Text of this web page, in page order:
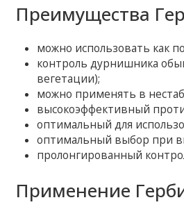
Преимущества
можно использовать как
контроль дурнишника
вегетации);
можно применять в
высокоэффективный
оптимальный для
оптимальный выбор при
пролонгированный
Применение